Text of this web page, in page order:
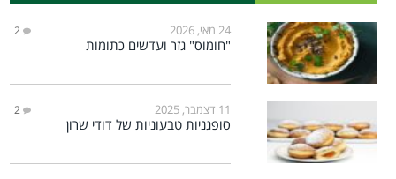
24 מאי, 2026 2
"חומוס" גזר ועדשים כתומות
11 דצמבר, 2025 2
סופגניות טבעוניות של דודי שרון